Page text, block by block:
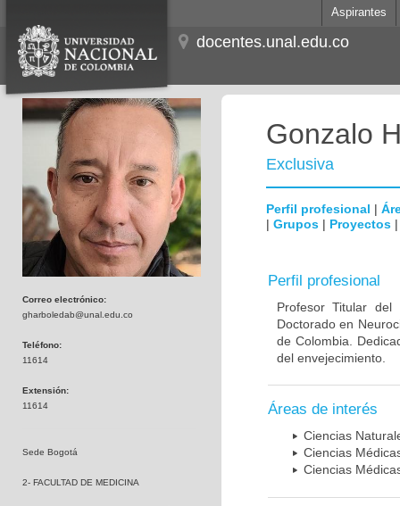
Aspirantes
docentes.unal.edu.co
Correo electrónico:
gharboledab@unal.edu.co
Teléfono:
11614
Extensión:
11614
Sede Bogotá
2- FACULTAD DE MEDICINA
Gonzalo
Exclusiva
Perfil profesional |
| Grupos | Proyectos
Perfil profesional
Profesor Titular
Doctorado en
de Colombia.
del envejecimiento.
Áreas de interés
Ciencias
Ciencias
Ciencias